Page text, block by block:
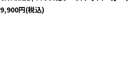
9,900円(税込)